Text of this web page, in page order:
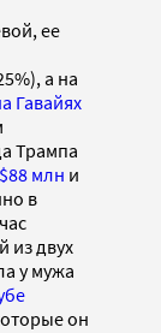
ее
а на
Гавайях
Трампа
млн и
в
из двух
у мужа
он